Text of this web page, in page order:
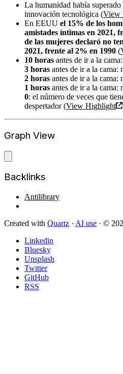
La humanidad había
innovación tecnológica (View
En EEUU el 15% de los
amistades íntimas en 2021,
de las mujeres declaró no
2021, frente al 2% en 1990 (
10 horas antes de ir a la
3 horas antes de ir a la cama:
2 horas antes de ir a la cama:
1 horas antes de ir a la cama:
0: el número de veces que
despertador (View Highlight
Graph View
Backlinks
Antilibrary
Created with Quartz · AI use · ©
Linkedin
Bluesky
Unsplash
Twitter
GitHub
RSS